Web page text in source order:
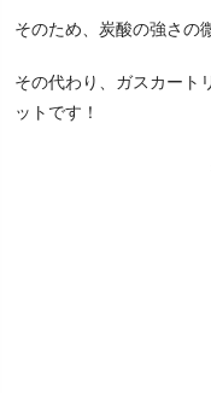
そのため、炭酸の強さの
その代わり、ガスカート
ットです！